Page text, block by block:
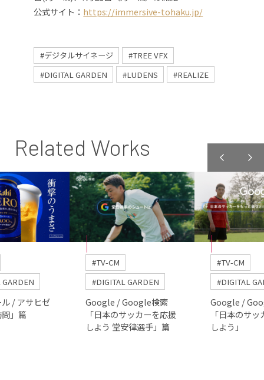
公式サイト： https://immersive-tohaku.jp/
#デジタルサイネージ
#TREE VFX
#DIGITAL GARDEN
#LUDENS #REALIZE
Related Works
/ アサヒゼ
」篇
#TV-CM
#DIGITAL GARDEN
Google / Google検索
「日本のサッカーを応援
しよう 堂安律選手」篇
#TV-CM
#DIGITAL
Google /
「日本のサ
しよう」